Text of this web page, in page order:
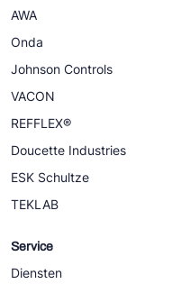
AWA
Onda
Johnson Controls
VACON
REFFLEX®
Doucette Industries
ESK Schultze
TEKLAB
Service
Diensten